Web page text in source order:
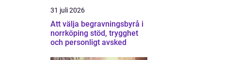
31 juli 2026
Att välja begravningsbyrå i
norrköping stöd, trygghet
och personligt avsked